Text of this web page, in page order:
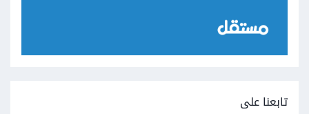
تابعنا على